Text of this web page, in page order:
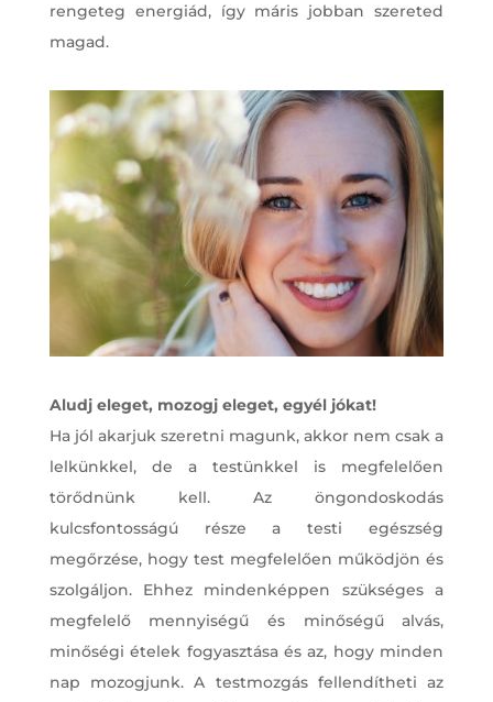
rengeteg energiád, így máris jobban szereted
magad.
Aludj eleget, mozogj eleget, egyél jókat!
Ha jól akarjuk szeretni magunk, akkor nem csak a
lelkünkkel, de a testünkkel is megfelelően
törődnünk kell. Az öngondoskodás
kulcsfontosságú része a testi egészség
megőrzése, hogy test megfelelően működjön és
szolgáljon. Ehhez mindenképpen szükséges a
megfelelő mennyiségű és minőségű alvás,
minőségi ételek fogyasztása és az, hogy minden
nap mozogjunk. A testmozgás fellendítheti az